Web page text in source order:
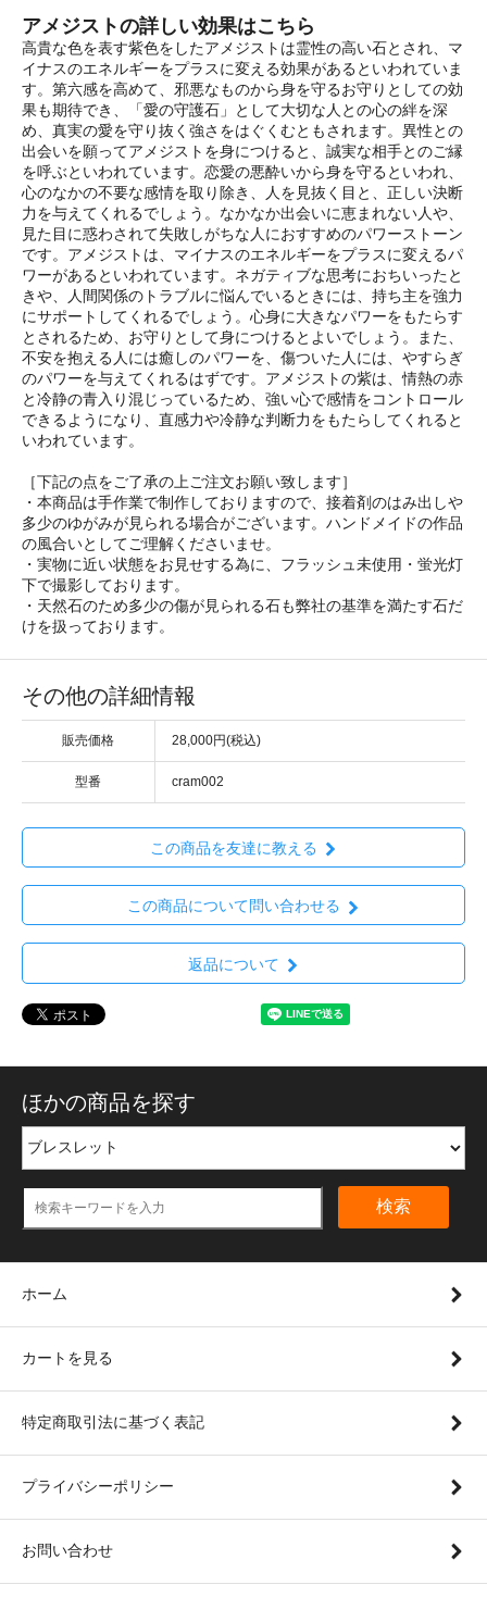
アメジストの詳しい効果はこちら
高貴な色を表す紫色をしたアメジストは霊性の高い石とされ、マ
イナスのエネルギーをプラスに変える効果があるといわれていま
す。第六感を高めて、邪悪なものから身を守るお守りとしての効
果も期待でき、「愛の守護石」として大切な人との心の絆を深
め、真実の愛を守り抜く強さをはぐくむともされます。異性との
出会いを願ってアメジストを身につけると、誠実な相手とのご縁
を呼ぶといわれています。恋愛の悪酔いから身を守るといわれ、
心のなかの不要な感情を取り除き、人を見抜く目と、正しい決断
力を与えてくれるでしょう。なかなか出会いに恵まれない人や、
見た目に惑わされて失敗しがちな人におすすめのパワーストーン
です。アメジストは、マイナスのエネルギーをプラスに変えるパ
ワーがあるといわれています。ネガティブな思考におちいったと
きや、人間関係のトラブルに悩んでいるときには、持ち主を強力
にサポートしてくれるでしょう。心身に大きなパワーをもたらす
とされるため、お守りとして身につけるとよいでしょう。また、
不安を抱える人には癒しのパワーを、傷ついた人には、やすらぎ
のパワーを与えてくれるはずです。アメジストの紫は、情熱の赤
と冷静の青入り混じっているため、強い心で感情をコントロール
できるようになり、直感力や冷静な判断力をもたらしてくれると
いわれています。
［下記の点をご了承の上ご注文お願い致します］
・本商品は手作業で制作しておりますので、接着剤のはみ出しや
多少のゆがみが見られる場合がございます。ハンドメイドの作品
の風合いとしてご理解くださいませ。
・実物に近い状態をお見せする為に、フラッシュ未使用・蛍光灯
下で撮影しております。
・天然石のため多少の傷が見られる石も弊社の基準を満たす石だ
けを扱っております。
その他の詳細情報
販売価格 28,000円(税込)
型番 cram002
この商品を友達に教える
この商品について問い合わせる
返品について
ほかの商品を探す
検索
ホーム
カートを見る
特定商取引法に基づく表記
プライバシーポリシー
お問い合わせ